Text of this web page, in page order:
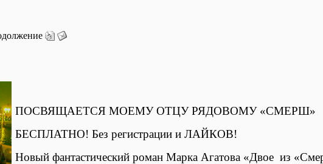
ПОСВЯЩАЕТСЯ МОЕМУ ОТЦУ РЯДОВОМУ «СМЕРШ»
БЕСПЛАТНО! Без регистрации и ЛАЙКОВ!
Новый фантастический роман Марка Агатова «Двое из